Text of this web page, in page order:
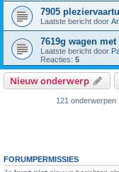
7905
Laatste bericht door
7619g wagen
Laatste bericht door
Reacties: 5
Nieuw onderwerp
121 onderwerpen
FORUMPERMISSIES